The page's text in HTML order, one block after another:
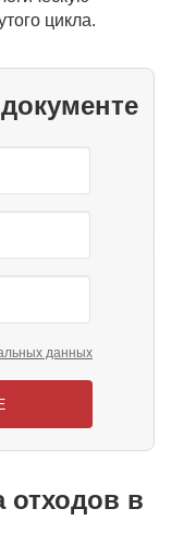
цикла.
данных
отходов в